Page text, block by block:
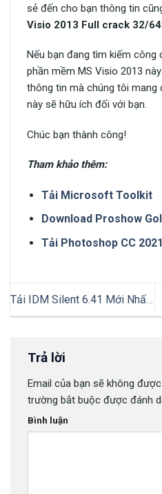
sẻ đến cho bạn thông tin
Visio 2013 Full crack 32/
Nếu bạn đang tìm kiếm
phần mềm MS Visio 2013
thông tin mà chúng tôi mang
này sẽ hữu ích đối với bạn.
Chúc bạn thành công!
Tham khảo thêm:
Tải Microsoft Toolkit
Download Proshow
Tải Photoshop CC 2021
Tải IDM Silent 6.41 Mới Nhất
2023 Full Vĩnh Viễn – Link
Trả lời
Email của bạn sẽ không
trường bắt buộc được đánh
Bình luận